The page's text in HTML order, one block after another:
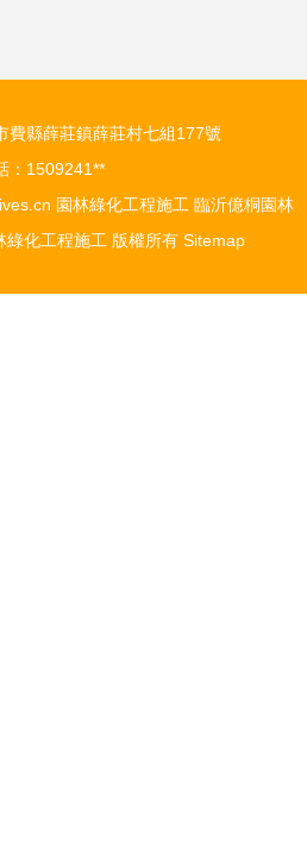
費縣薛莊鎮薛莊村七組177號
：1509241**
園林綠化工程施工 臨沂億桐園林
綠化工程施工 版權所有 Sitemap